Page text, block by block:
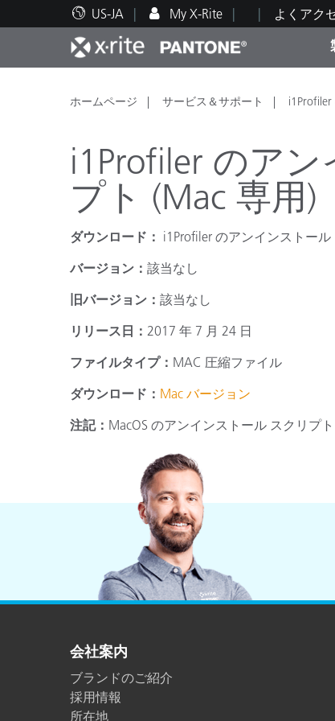
US-JA My X-Rite よくアク
人気製品ランキング
印刷＆パッケージ印刷
自動車
プラスチック
テクニカルサポート
教育関連資料
ホームページ サービス＆サポート
i1Profiler のア
プト (Mac 専用)
ダウンロード： i1Profiler のアンインストール
バージョン： 該当なし
旧バージョン： 該当なし
リリース日： 2017 年 7 月 24 日
ファイルタイプ： MAC 圧縮ファイル
ダウンロード： Mac バージョン
注記： MacOS のアンインストール スクリプト
会社案内
ブランドのご紹介
採用情報
所在地